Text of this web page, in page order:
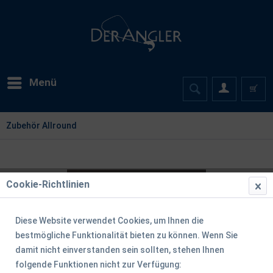
Menü
Zubehör Allround
Cookie-Richtlinien
Diese Website verwendet Cookies, um Ihnen die
bestmögliche Funktionalität bieten zu können. Wenn Sie
damit nicht einverstanden sein sollten, stehen Ihnen
folgende Funktionen nicht zur Verfügung: